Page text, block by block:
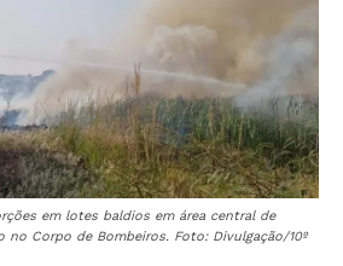
em lotes baldios em área central de
no Corpo de Bombeiros. Foto: Divulgação/10º